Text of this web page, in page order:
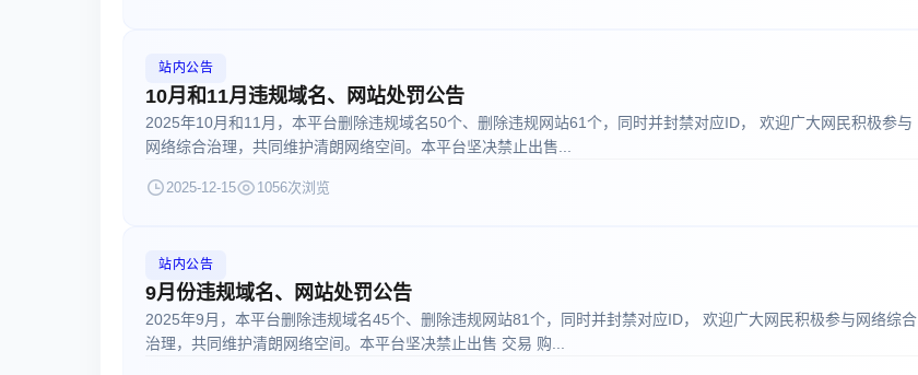
站内公告
10月和11月违规域名、网站处罚公告
2025年10月和11月，本平台删除违规域名50个、删除违规网站61个，同时并封禁对应ID， 欢迎广大网民积极参与
网络综合治理，共同维护清朗网络空间。本平台坚决禁止出售...
2025-12-15 1056次浏览
站内公告
9月份违规域名、网站处罚公告
2025年9月，本平台删除违规域名45个、删除违规网站81个，同时并封禁对应ID， 欢迎广大网民积极参与网络综合
治理，共同维护清朗网络空间。本平台坚决禁止出售 交易 购...